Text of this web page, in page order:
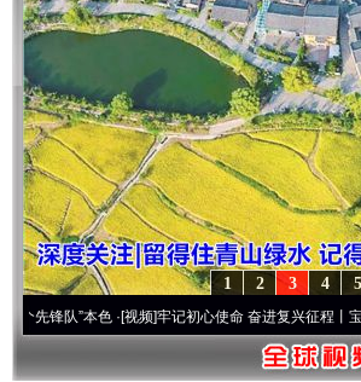
5
4
3
2
1
本色·[视频]牢记初心使命 奋进复兴征程丨宝塔山下好